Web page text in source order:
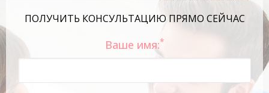
ПОЛУЧИТЬ КОНСУЛЬТАЦИЮ ПРЯМО СЕЙЧАС
Ваше имя:*